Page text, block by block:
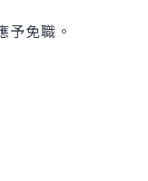
予免職。